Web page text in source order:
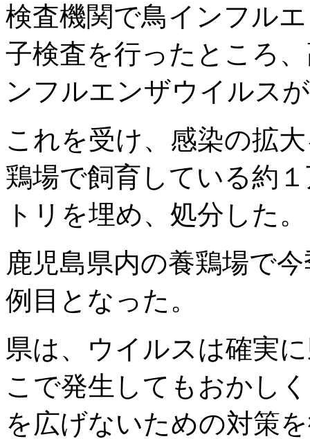
検査機関で鳥インフル
子検査を行ったところ
ンフルエンザウイルス
これを受け、感染の拡
鶏場で飼育している約
トリを埋め、処分した。
鹿児島県内の養鶏場で
例目となった。
県は、ウイルスは確実
こで発生してもおかし
を広げないための対策